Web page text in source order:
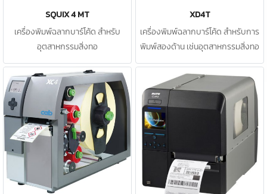
SQUIX 4 MT
เครื่องพิมพ์ฉลากบาร์โค้ด สำหรับ
อุตสาหกรรมสิ่งทอ
XD4T
เครื่องพิมพ์ฉลากบาร์โค้ด สำหรับการ
พิมพ์สองด้าน เช่นอุตสาหกรรมสิ่งทอ